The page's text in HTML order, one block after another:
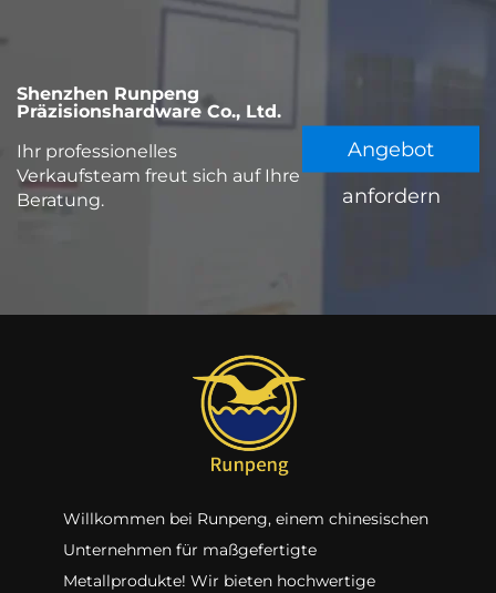
Shenzhen Runpeng
Präzisionshardware Co., Ltd.
Ihr professionelles
Verkaufsteam freut sich auf Ihre
Beratung.
Angebot
anfordern
Willkommen bei Runpeng, einem chinesischen
Unternehmen für maßgefertigte
Metallprodukte! Wir bieten hochwertige